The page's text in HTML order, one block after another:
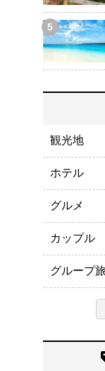
5
観光地
ホテル
グルメ
カップル
グループ